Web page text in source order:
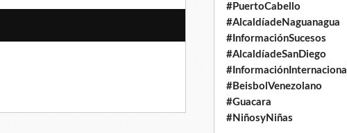
#PuertoCabello
#AlcaldíadeNaguanagua
#InformaciónSucesos
#AlcaldíadeSanDiego
#InformaciónInternacional
#BeisbolVenezolano
#Guacara
#NiñosyNiñas